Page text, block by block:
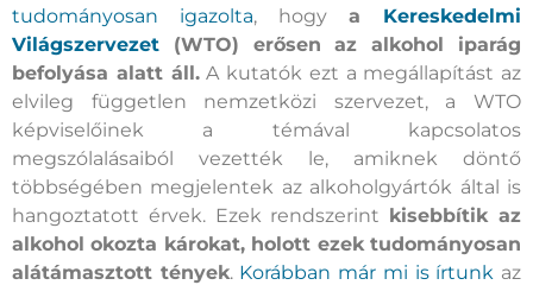
tudományosan igazolta, hogy a Kereskedelmi
Világszervezet (WTO) erősen az alkohol iparág
befolyása alatt áll.A kutatók ezt a megállapítást az
elvileg független nemzetközi szervezet, a WTO
képviselőinek a témával kapcsolatos
megszólalásaiból vezették le, amiknek döntő
többségében megjelentek az alkoholgyártók által is
hangoztatott érvek. Ezek rendszerint kisebbítik az
alkohol okozta károkat, holott ezek tudományosan
alátámasztott tények. Korábban már mi is írtunk az